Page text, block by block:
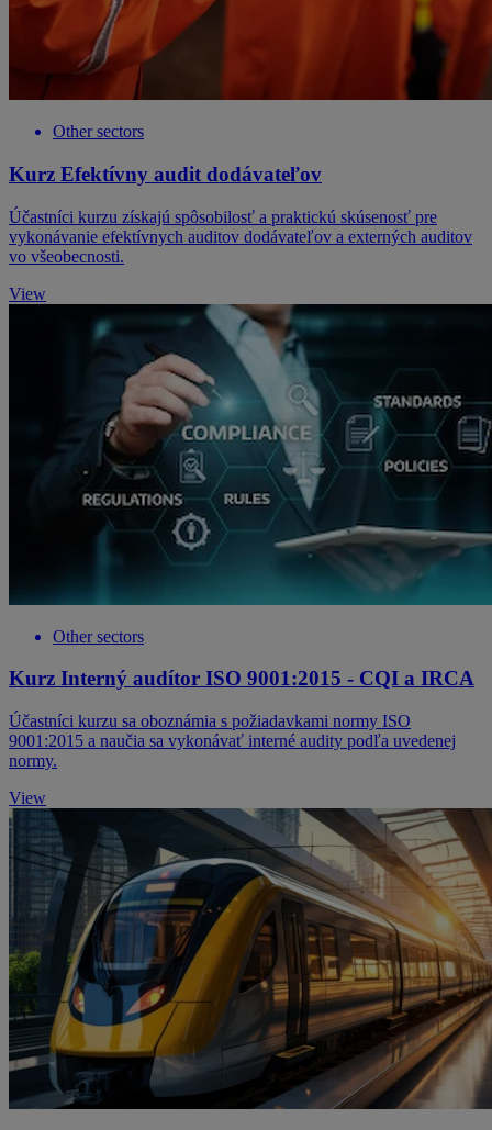
Other sectors
Kurz Efektívny audit dodávateľov
Účastníci kurzu získajú spôsobilosť a praktickú skúsenosť pre
vykonávanie efektívnych auditov dodávateľov a externých auditov
vo všeobecnosti.
View
Other sectors
Kurz Interný audítor ISO 9001:2015 - CQI a IRCA
Účastníci kurzu sa oboznámia s požiadavkami normy ISO
9001:2015 a naučia sa vykonávať interné audity podľa uvedenej
normy.
View